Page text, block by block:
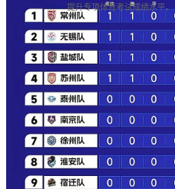
提升专项体育考试成绩水平。